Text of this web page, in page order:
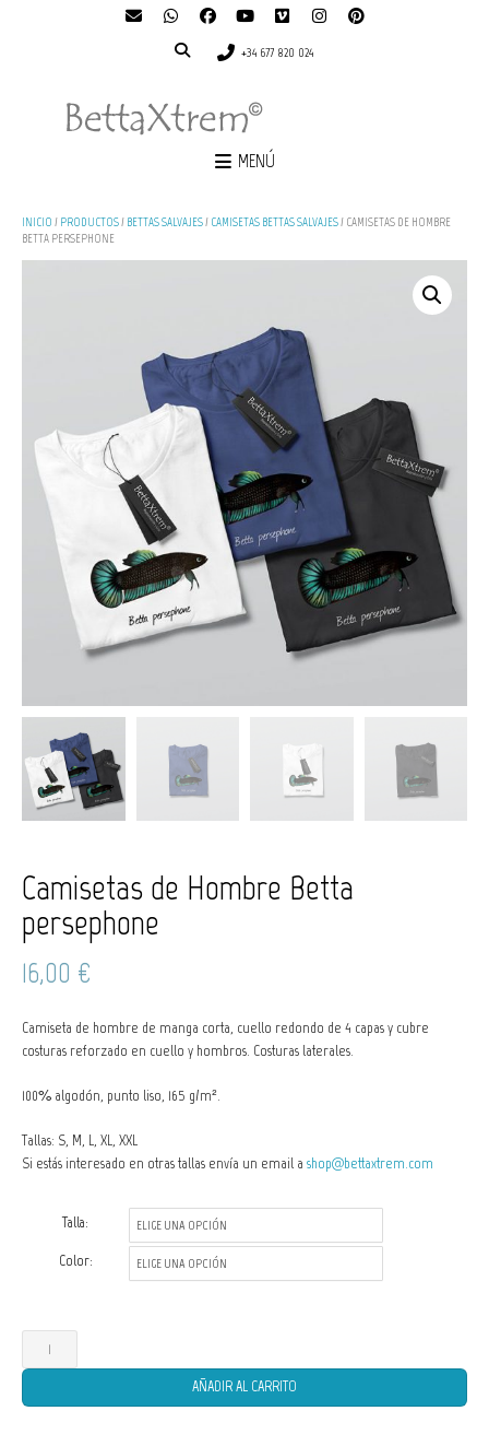
+34 677 820 024
MENÚ
INICIO / PRODUCTOS/ BETTAS SALVAJES/ CAMISETAS BETTAS SALVAJES/ CAMISETAS DE HOMBRE
BETTA PERSEPHONE
Camisetas de Hombre Betta
persephone
16,00 €
Camiseta de hombre de manga corta, cuello redondo de 4 capas y cubre
costuras reforzado en cuello y hombros. Costuras laterales.
100% algodón, punto liso, 165 g/m².
Tallas: S, M, L, XL, XXL
Si estás interesado en otras tallas envía un email a shop@bettaxtrem.com
Talla:
Color:
Camisetas
de
Hombre
AÑADIR AL CARRITO